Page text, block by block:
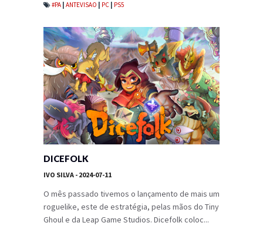
#PA ANTEVISAO PC PS5
DICEFOLK
IVO SILVA - 2024-07-11
O mês passado tivemos o lançamento de mais um
roguelike, este de estratégia, pelas mãos do Tiny
Ghoul e da Leap Game Studios. Dicefolk coloc...